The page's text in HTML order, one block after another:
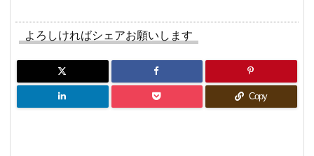
よろしければシェアお願いします
Copy